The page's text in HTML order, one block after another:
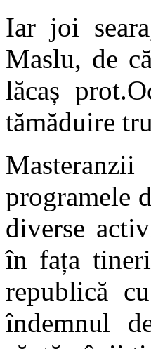
Iar joi
Maslu, de
lăcaș
tămăduire
programele
diverse
în fața
republică
îndemnul